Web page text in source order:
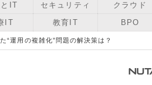
IT セキュリティ クラウド
IT 教育IT BPO
“運用の複雑化”問題の解決策は？